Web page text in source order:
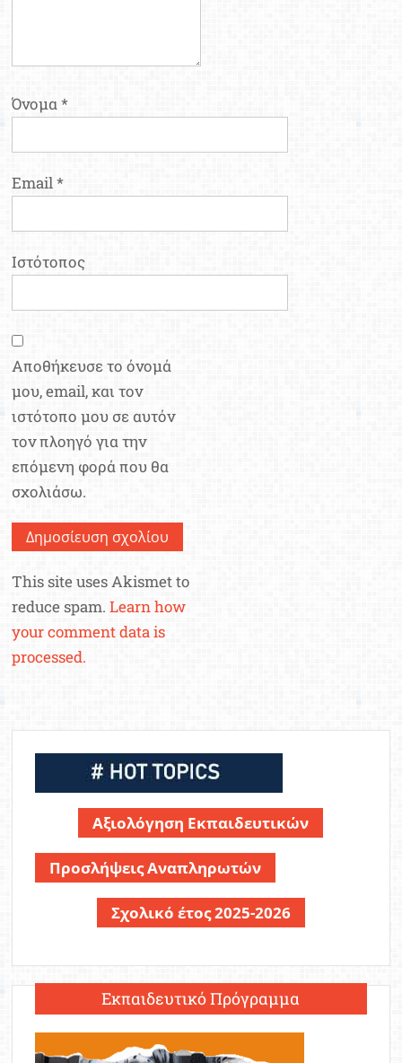
Όνομα*
Email*
Ιστότοπος
Αποθήκευσε το όνομά
μου, email, και τον
ιστότοπο μου σε αυτόν
τον πλοηγό για την
επόμενη φορά που θα
σχολιάσω.
This site uses Akismet to
reduce spam.Learn how
your comment data is
processed.
Αξιολόγηση Εκπαιδευτικών
Προσλήψεις Αναπληρωτών
Σχολικό έτος 2025-2026
Εκπαιδευτικό Πρόγραμμα